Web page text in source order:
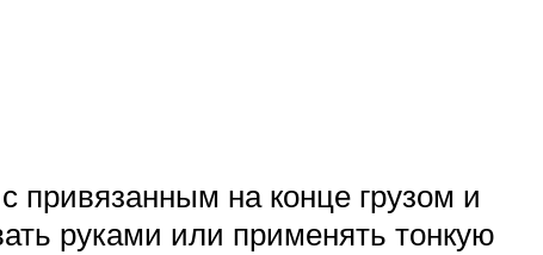
привязанным на конце грузом и
руками или применять тонкую